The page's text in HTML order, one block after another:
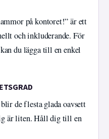
på kontoret!” är ett
och inkluderande. För
du lägga till en enkel
de flesta glada oavsett
är liten. Håll dig till en